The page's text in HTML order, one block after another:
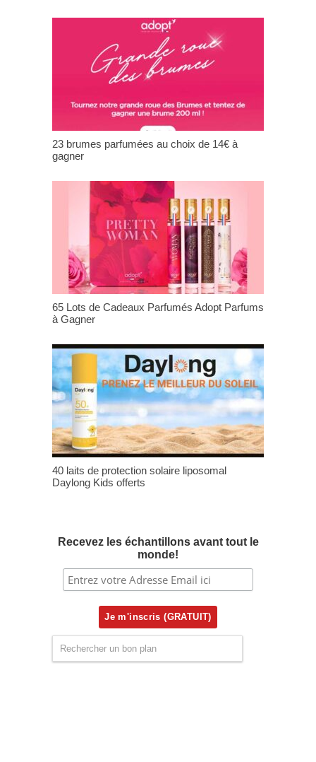
23 brumes parfumées au choix de 14€ à
gagner
65 Lots de Cadeaux Parfumés Adopt Parfums
à Gagner
40 laits de protection solaire liposomal
Daylong Kids offerts
Recevez les échantillons avant tout le
monde!